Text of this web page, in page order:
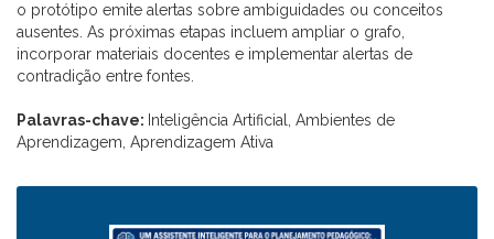
o protótipo emite alertas sobre ambiguidades ou conceitos
ausentes. As próximas etapas incluem ampliar o grafo,
incorporar materiais docentes e implementar alertas de
contradição entre fontes.
Palavras-chave: Inteligência Artificial, Ambientes de
Aprendizagem, Aprendizagem Ativa